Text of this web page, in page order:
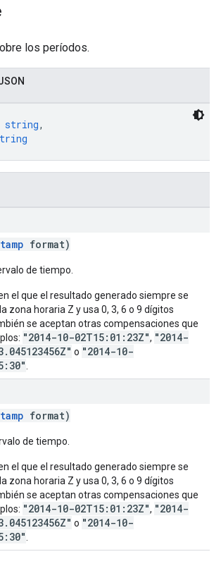
los períodos.
string,
format)
de tiempo.
el que el resultado generado siempre se
zona horaria Z y usa 0, 3, 6 o 9 dígitos
se aceptan otras compensaciones que
"2014-10-02T15:01:23Z", "2014-
o "2014-10-
format)
de tiempo.
el que el resultado generado siempre se
zona horaria Z y usa 0, 3, 6 o 9 dígitos
se aceptan otras compensaciones que
"2014-10-02T15:01:23Z", "2014-
o "2014-10-